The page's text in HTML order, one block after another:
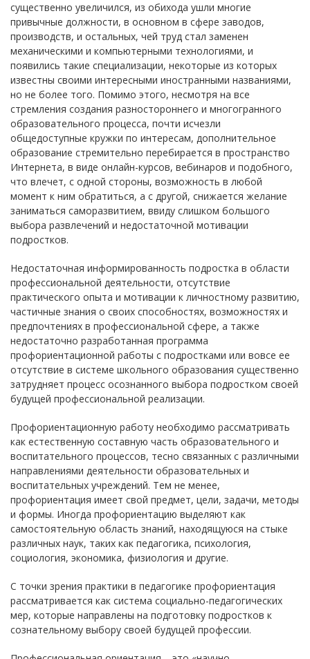
существенно увеличился, из обихода ушли многие
привычные должности, в основном в сфере заводов,
производств, и остальных, чей труд стал заменен
механическими и компьютерными технологиями, и
появились такие специализации, некоторые из которых
известны своими интересными иностранными названиями,
но не более того. Помимо этого, несмотря на все
стремления создания разностороннего и многогранного
образовательного процесса, почти исчезли
общедоступные кружки по интересам, дополнительное
образование стремительно перебирается в пространство
Интернета, в виде онлайн-курсов, вебинаров и подобного,
что влечет, с одной стороны, возможность в любой
момент к ним обратиться, а с другой, снижается желание
заниматься саморазвитием, ввиду слишком большого
выбора развлечений и недостаточной мотивации
подростков.
Недостаточная информированность подростка в области
профессиональной деятельности, отсутствие
практического опыта и мотивации к личностному развитию,
частичные знания о своих способностях, возможностях и
предпочтениях в профессиональной сфере, а также
недостаточно разработанная программа
профориентационной работы с подростками или вовсе ее
отсутствие в системе школьного образования существенно
затрудняет процесс осознанного выбора подростком своей
будущей профессиональной реализации.
Профориентационную работу необходимо рассматривать
как естественную составную часть образовательного и
воспитательного процессов, тесно связанных с различными
направлениями деятельности образовательных и
воспитательных учреждений. Тем не менее,
профориентация имеет свой предмет, цели, задачи, методы
и формы. Иногда профориентацию выделяют как
самостоятельную область знаний, находящуюся на стыке
различных наук, таких как педагогика, психология,
социология, экономика, физиология и другие.
С точки зрения практики в педагогике профориентация
рассматривается как система социально-педагогических
мер, которые направлены на подготовку подростков к
сознательному выбору своей будущей профессии.